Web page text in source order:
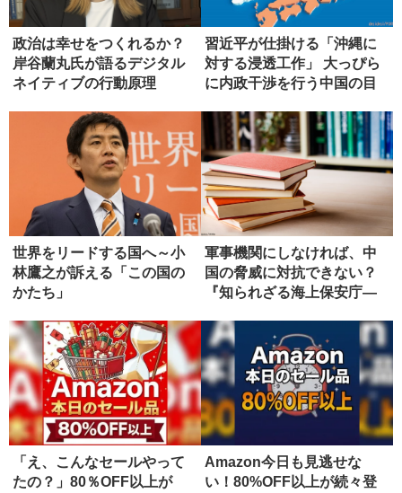
政治は幸せをつくれるか？
岸谷蘭丸氏が語るデジタル
ネイティブの行動原理
習近平が仕掛ける「沖縄に
対する浸透工作」 大っぴら
に内政干渉を行う中国の目
世界をリードする国へ～小
林鷹之が訴える「この国の
かたち」
軍事機関にしなければ、中
国の脅威に対抗できない？
『知られざる海上保安庁―
「え、こんなセールやって
たの？」80％OFF以上が
Amazon今日も見逃せな
い！80%OFF以上が続々登